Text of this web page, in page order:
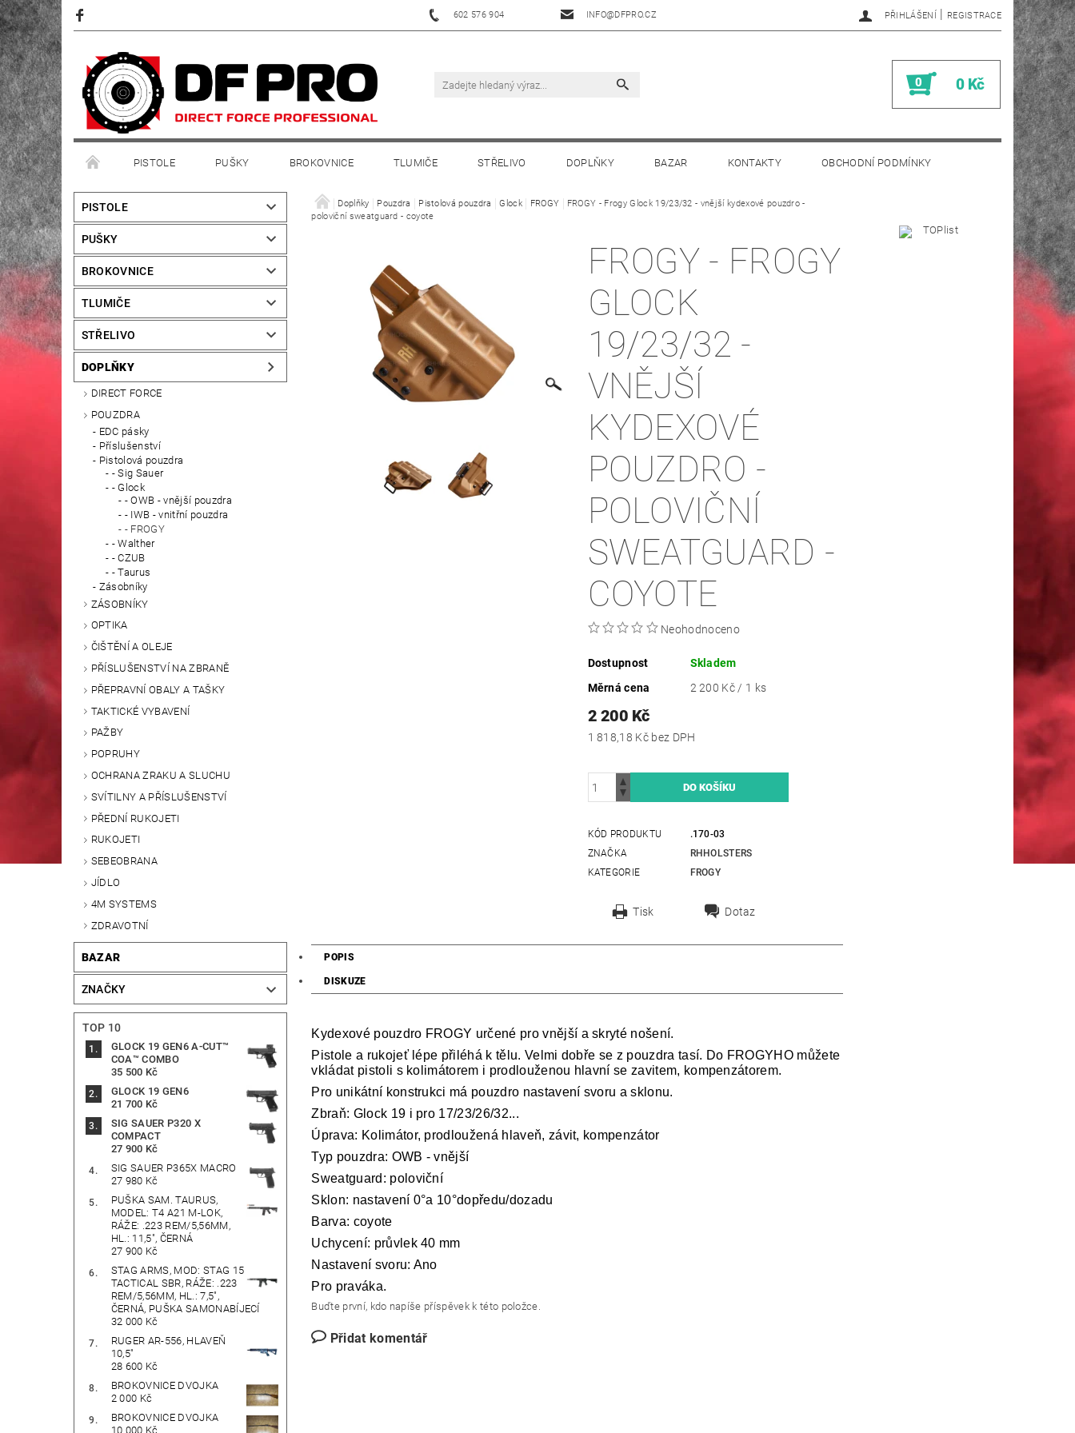
602 576 904 INFO@DFPRO.CZ PŘIHLÁŠENÍ | REGISTRACE
0 0 Kč
PISTOLE PUŠKY BROKOVNICE TLUMIČE STŘELIVO DOPLŇKY BAZAR KONTAKTY OBCHODNÍ PODMÍNKY
PISTOLE
PUŠKY
BROKOVNICE
TLUMIČE
STŘELIVO
DOPLŇKY
DIRECT FORCE
POUZDRA
EDC pásky
Příslušenství
Pistolová pouzdra
- Sig Sauer
- Glock
- OWB - vnější pouzdra
- IWB - vnitřní pouzdra
- FROGY
- Walther
- CZUB
- Taurus
Zásobníky
ZÁSOBNÍKY
OPTIKA
ČIŠTĚNÍ A OLEJE
PŘÍSLUŠENSTVÍ NA ZBRANĚ
PŘEPRAVNÍ OBALY A TAŠKY
TAKTICKÉ VYBAVENÍ
PAŽBY
POPRUHY
OCHRANA ZRAKU A SLUCHU
SVÍTILNY A PŘÍSLUŠENSTVÍ
PŘEDNÍ RUKOJETI
RUKOJETI
SEBEOBRANA
JÍDLO
4M SYSTEMS
ZDRAVOTNÍ
BAZAR
ZNAČKY
TOP 10
GLOCK 19 GEN6 A-CUT™
COA™ COMBO
35 500 Kč
GLOCK 19 GEN6
21 700 Kč
SIG SAUER P320 X
COMPACT
27 900 Kč
SIG SAUER P365X MACRO
27 980 Kč
PUŠKA SAM. TAURUS,
MODEL: T4 A21 M-LOK,
RÁŽE: .223 REM/5,56MM,
HL.: 11,5", ČERNÁ
27 900 Kč
STAG ARMS, MOD: STAG 15
TACTICAL SBR, RÁŽE: .223
REM/5,56MM, HL.: 7,5",
ČERNÁ, PUŠKA SAMONABÍJECÍ
32 000 Kč
RUGER AR-556, HLAVEŇ
10,5"
28 600 Kč
BROKOVNICE DVOJKA
2 000 Kč
BROKOVNICE DVOJKA
10 000 Kč
Doplňky Pouzdra Pistolová pouzdra Glock FROGY
FROGY - Frogy Glock 19/23/32 - vnější kydexové pouzdro -
poloviční sweatguard - coyote
FROGY - FROGY
GLOCK
19/23/32 -
VNĚJŠÍ
KYDEXOVÉ
POUZDRO -
POLOVIČNÍ
SWEATGUARD -
COYOTE
Neohodnoceno
Dostupnost
Skladem
Měrná cena
2 200 Kč / 1 ks
2 200 Kč
1 818,18 Kč bez DPH
KÓD PRODUKTU
.170-03
ZNAČKA
RHHOLSTERS
KATEGORIE
FROGY
Tisk Dotaz
POPIS
DISKUZE
Kydexové pouzdro FROGY určené pro vnější a skryté nošení.
Pistole a rukojeť lépe přiléhá k tělu. Velmi dobře se z pouzdra tasí. Do FROGYHO můžete
vkládat pistoli s kolimátorem i prodlouženou hlavní se zavitem, kompenzátorem.
Pro unikátní konstrukci má pouzdro nastavení svoru a sklonu.
Zbraň: Glock 19 i pro 17/23/26/32...
Úprava: Kolimátor, prodloužená hlaveň, závit, kompenzátor
Typ pouzdra: OWB - vnější
Sweatguard: poloviční
Sklon: nastavení 0°a 10°dopředu/dozadu
Barva: coyote
Uchycení: průvlek 40 mm
Nastavení svoru: Ano
Pro praváka.
Buďte první, kdo napíše příspěvek k této položce.
Přidat komentář